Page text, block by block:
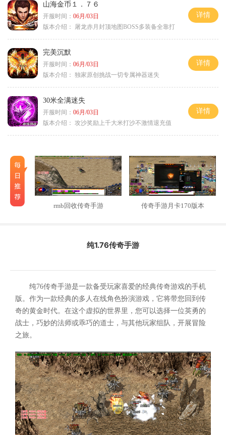
山海金币１．７６
开服时间： 06月/03日
版本介绍：
屠龙赤月封顶地图BOSS多装备全靠打
详情
完美沉默
开服时间： 06月/03日
版本介绍： 独家原创挑战一切专属神器迷失
详情
30米全满迷失
开服时间： 06月/03日
版本介绍： 攻沙奖励上千大米打沙不激情退充值
详情
rmb回收传奇手游 传奇手游月卡170版本
纯1.76传奇手游
纯76传奇手游是一款备受玩家喜爱的经典传奇游戏的手机
版。作为一款经典的多人在线角色扮演游戏，它将带您回到传
奇的黄金时代。在这个虚拟的世界里，您可以选择一位英勇的
战士，巧妙的法师或乖巧的道士，与其他玩家组队，开展冒险
之旅。